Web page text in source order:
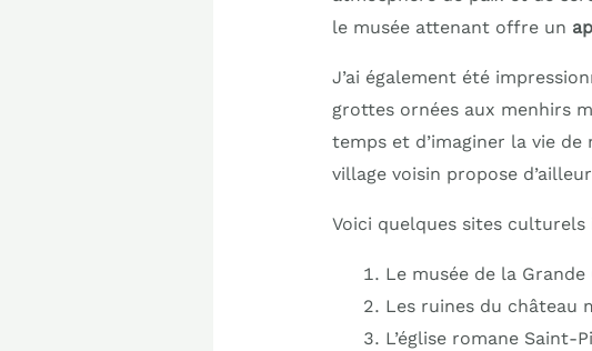
le musée attenant offre un
J’ai également été
grottes ornées aux menhirs
temps et d’imaginer la vie
village voisin propose
Voici quelques sites culturels
Le musée de la
Les ruines du château
L’église romane Saint-